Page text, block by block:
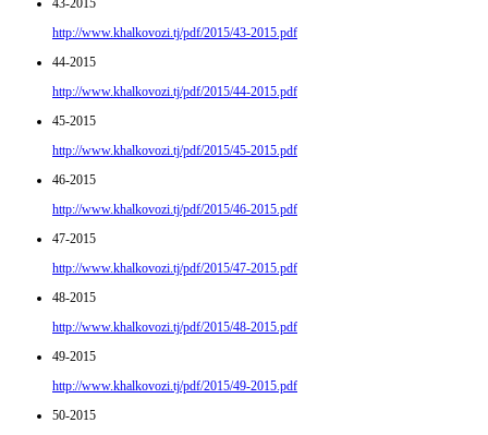
43-2015
http://www.khalkovozi.tj/pdf/2015/43-2015.pdf
44-2015
http://www.khalkovozi.tj/pdf/2015/44-2015.pdf
45-2015
http://www.khalkovozi.tj/pdf/2015/45-2015.pdf
46-2015
http://www.khalkovozi.tj/pdf/2015/46-2015.pdf
47-2015
http://www.khalkovozi.tj/pdf/2015/47-2015.pdf
48-2015
http://www.khalkovozi.tj/pdf/2015/48-2015.pdf
49-2015
http://www.khalkovozi.tj/pdf/2015/49-2015.pdf
50-2015